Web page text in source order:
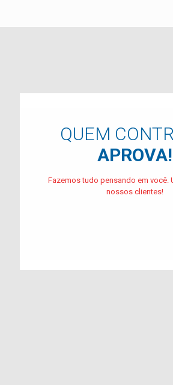
QUEM
APROVA!
Fazemos tudo pensando em você.
nossos clientes!